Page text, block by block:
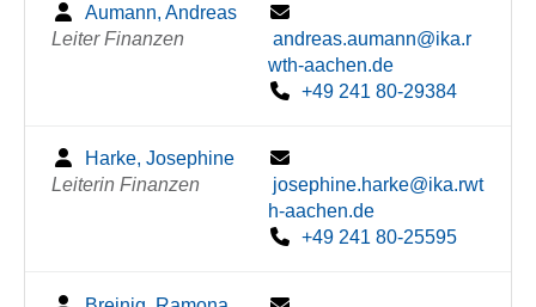
Aumann, Andreas
Leiter Finanzen
andreas.aumann@ika.r
wth-aachen.de
+49 241 80-29384
Harke, Josephine
Leiterin Finanzen
josephine.harke@ika.rwt
h-aachen.de
+49 241 80-25595